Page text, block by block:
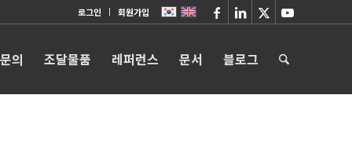
로그인 회원가입
의 조달물품 레퍼런스 문서 블로그